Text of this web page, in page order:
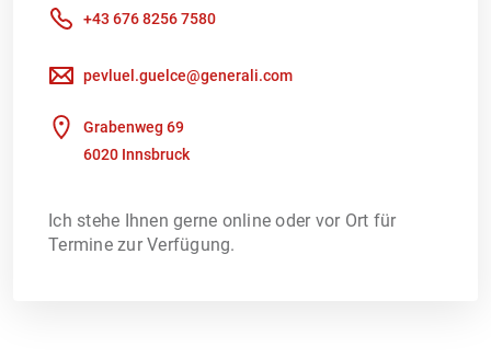
+43 676 8256 7580
pevluel.guelce@generali.com
Grabenweg 69
6020 Innsbruck
Ich stehe Ihnen gerne online oder vor Ort für
Termine zur Verfügung.